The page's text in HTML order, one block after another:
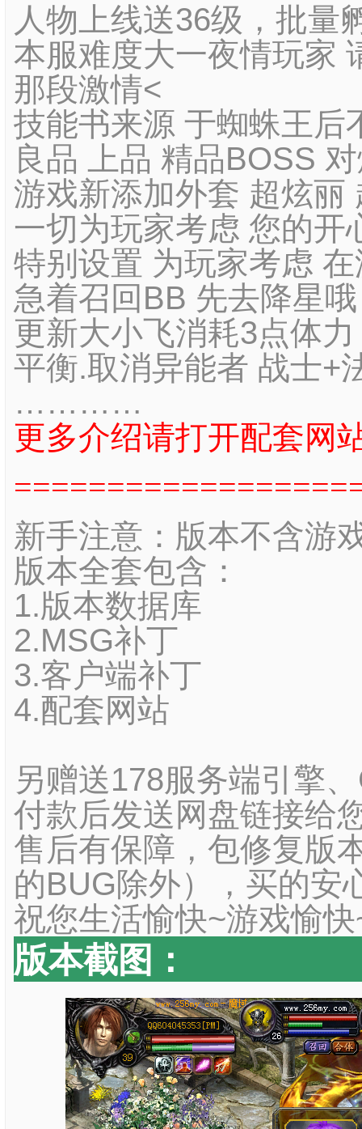
人物上线送36级，批量
本服难度大一夜情玩家
那段激情<
技能书来源 于蜘蛛王后
良品 上品 精品BOSS
游戏新添加外套 超炫丽
一切为玩家考虑 您的开
特别设置 为玩家考虑
急着召回BB 先去降星
更新大小飞消耗3点体
平衡.取消异能者 战士+
…………
更多介绍请打开配套
新手注意：版本不含游
版本全套包含：
1.版本数据库
2.MSG补丁
3.客户端补丁
4.配套网站
另赠送178服务端引擎
付款后发送网盘链接给
售后有保障，包修复版
的BUG除外），买的安
祝您生活愉快~游戏愉
版本截图：